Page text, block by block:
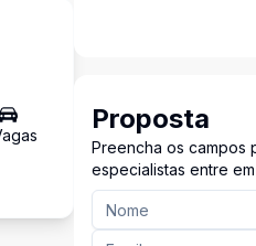
s
Proposta
Preencha os campos
especialistas entre